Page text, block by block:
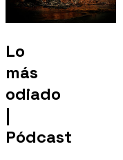
Lo
más
odiado
|
Pódcast